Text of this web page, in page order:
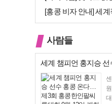
사람들